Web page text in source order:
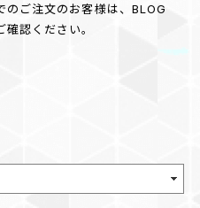
ご注文のお客様は、BLOG
確認ください。